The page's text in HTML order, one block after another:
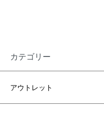
カテゴリー
アウトレット